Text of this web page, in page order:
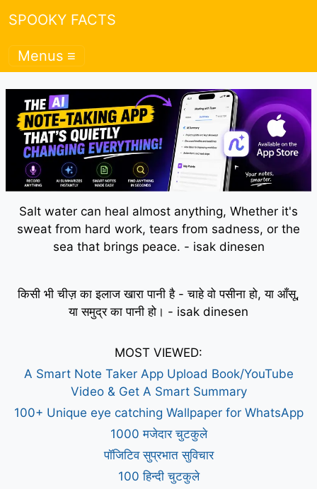
SPOOKY FACTS
Menus ≡
Salt water can heal almost anything, Whether it's
sweat from hard work, tears from sadness, or the
sea that brings peace. - isak dinesen
किसी भी चीज़ का इलाज खारा पानी है - चाहे वो पसीना हो, या आँसू,
या समुद्र का पानी हो। - isak dinesen
MOST VIEWED:
A Smart Note Taker App Upload Book/YouTube
Video & Get A Smart Summary
100+ Unique eye catching Wallpaper for WhatsApp
1000 मजेदार चुटकुले
पॉजिटिव सुप्रभात सुविचार
100 हिन्दी चुटकुले